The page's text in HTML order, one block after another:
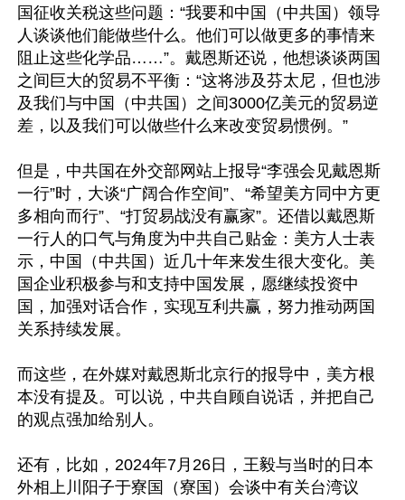
国征收关税这些问题：“我要和中国（中共国）领导
人谈谈他们能做些什么。他们可以做更多的事情来
阻止这些化学品……”。戴恩斯还说，他想谈谈两国
之间巨大的贸易不平衡：“这将涉及芬太尼，但也涉
及我们与中国（中共国）之间3000亿美元的贸易逆
差，以及我们可以做些什么来改变贸易惯例。”
但是，中共国在外交部网站上报导“李强会见戴恩斯
一行”时，大谈“广阔合作空间”、“希望美方同中方更
多相向而行”、“打贸易战没有赢家”。还借以戴恩斯
一行人的口气与角度为中共自己贴金：美方人士表
示，中国（中共国）近几十年来发生很大变化。美
国企业积极参与和支持中国发展，愿继续投资中
国，加强对话合作，实现互利共赢，努力推动两国
关系持续发展。
而这些，在外媒对戴恩斯北京行的报导中，美方根
本没有提及。可以说，中共自顾自说话，并把自己
的观点强加给别人。
还有，比如，2024年7月26日，王毅与当时的日本
外相上川阳子于寮国（寮国）会谈中有关台湾议